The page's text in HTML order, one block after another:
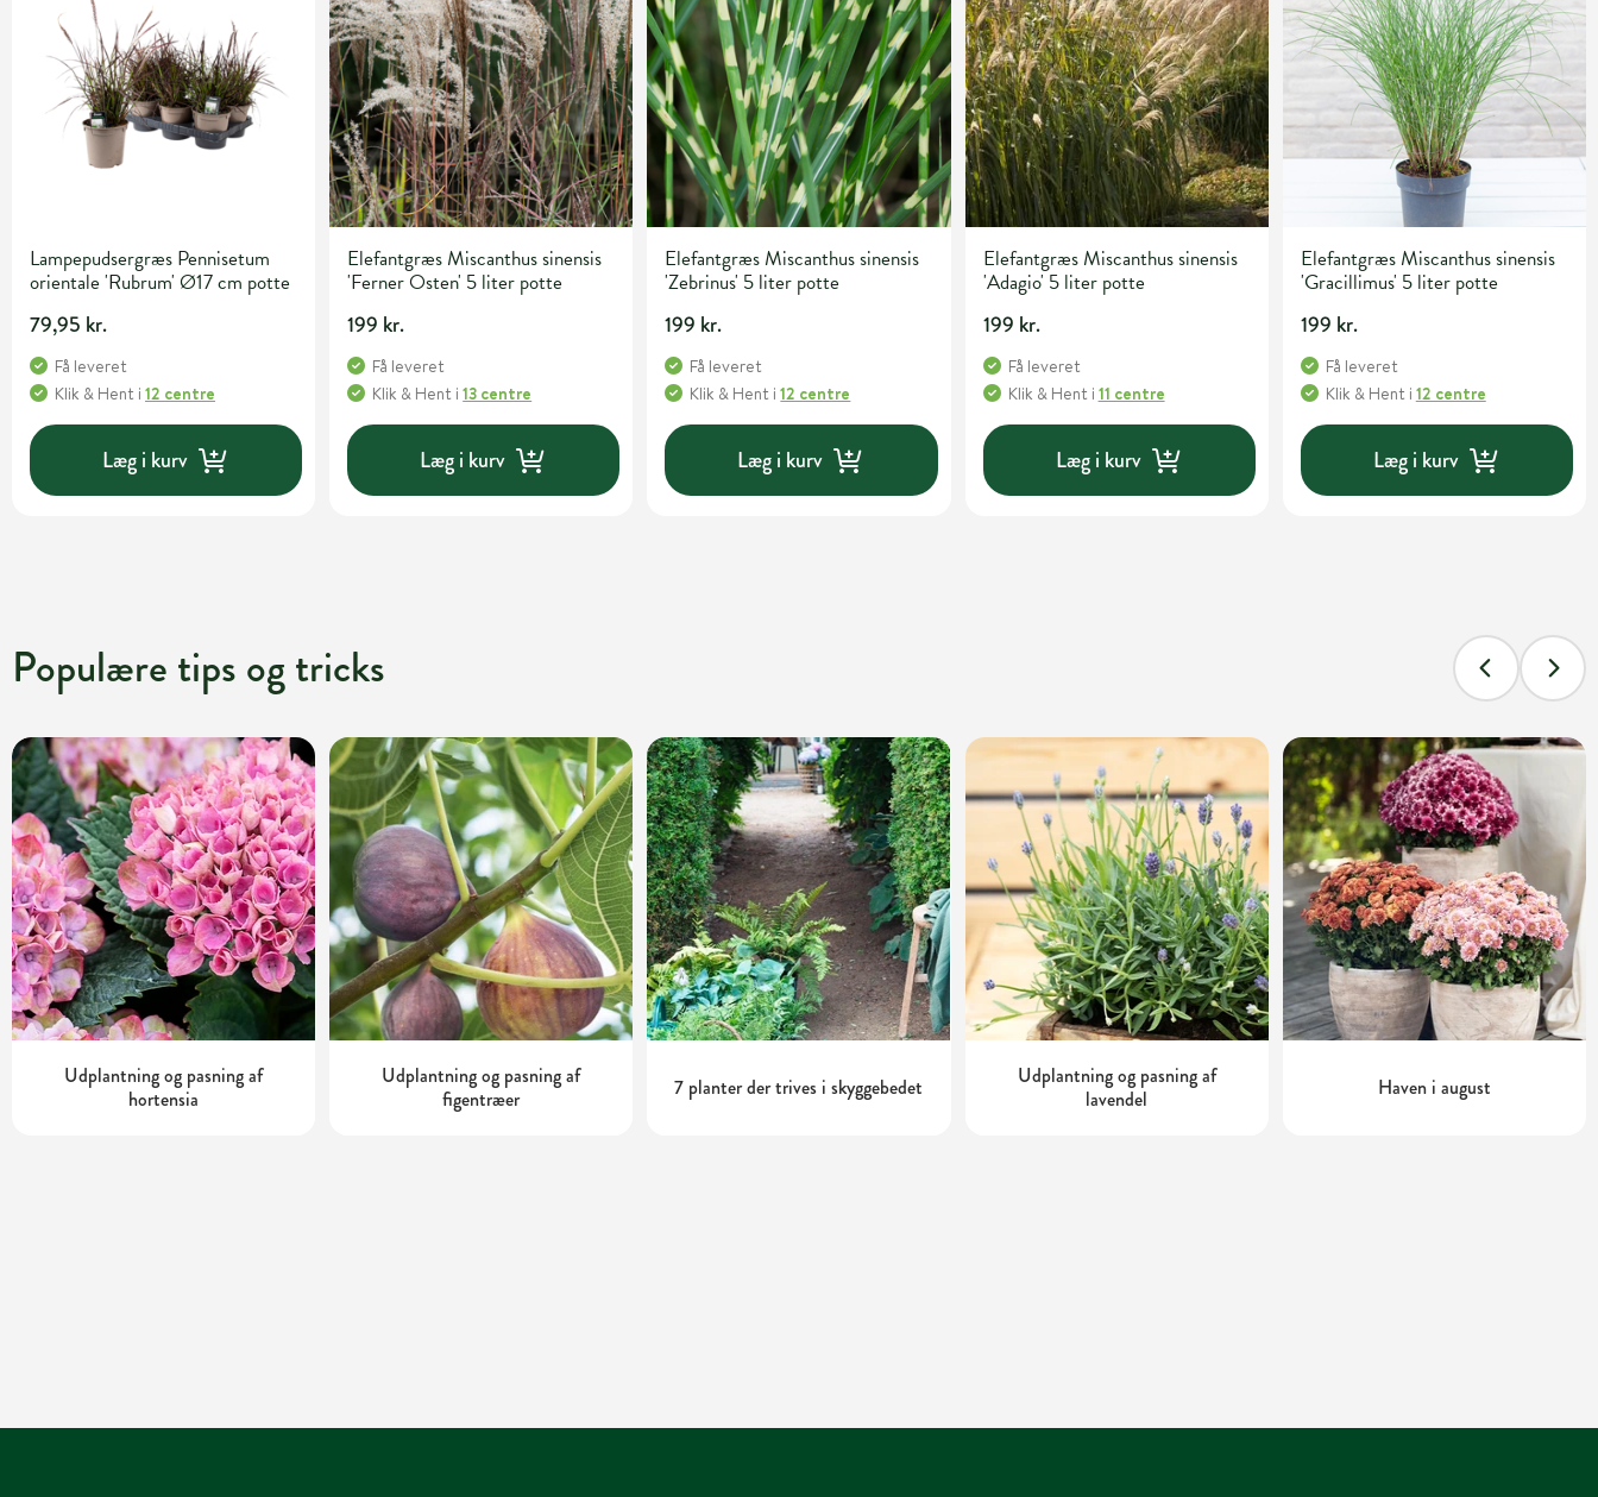
Lampepudsergræs Pennisetum
orientale 'Rubrum' Ø17 cm potte
79,95 kr.
Få leveret
Klik & Hent i 12 centre
Læg i kurv
Elefantgræs Miscanthus sinensis
'Ferner Osten' 5 liter potte
199 kr.
Få leveret
Klik & Hent i13 centre
Læg i kurv
Elefantgræs Miscanthus sinensis
'Zebrinus' 5 liter potte
199 kr.
Få leveret
Klik & Hent i12 centre
Læg i kurv
Elefantgræs Miscanthus sinensis
'Adagio' 5 liter potte
199 kr.
Få leveret
Klik & Hent i 11 centre
Læg i kurv
Elefantgræs Miscanthus sinensis
'Gracillimus' 5 liter potte
199 kr.
Få leveret
Klik & Hent i 12 centre
Læg i kurv
Populære tips og tricks
Udplantning og pasning af
hortensia
Udplantning og pasning af
figentræer
7 planter der trives i skyggebedet
Udplantning og pasning af
lavendel
Haven i august